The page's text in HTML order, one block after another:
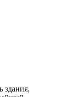
здания,